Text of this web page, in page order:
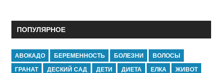
ПОПУЛЯРНОЕ
АВОКАДО БЕРЕМЕННОСТЬ БОЛЕЗНИ
ВОЛОСЫ
ГРАНАТ
ДЕСКИЙ САД ДЕТИ ДИЕТА ЕЛКА
ЖИВОТ